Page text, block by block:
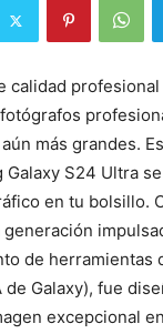
calidad
más grandes.
Galaxy S24 Ultra
en tu bolsillo.
generación
de herramientas
de Galaxy), fue
excepcional